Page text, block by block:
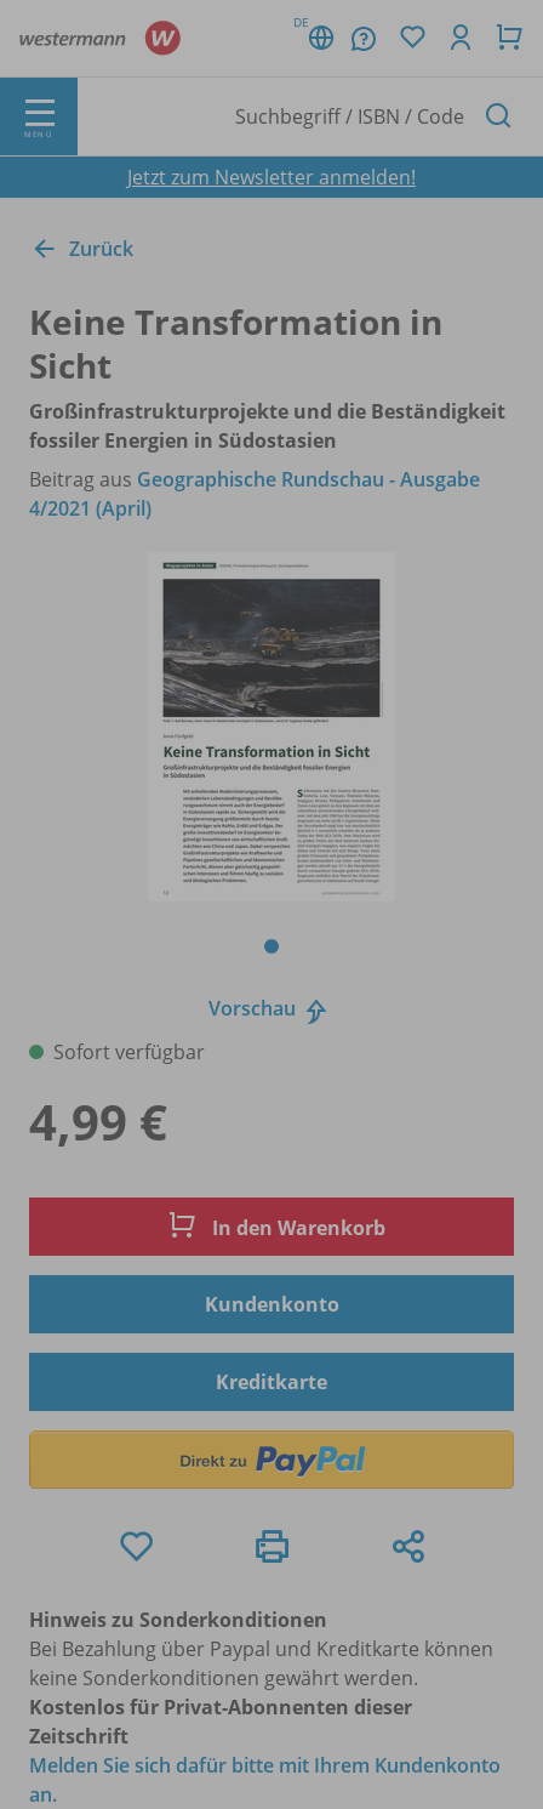
DE
MENÜ
Jetzt zum Newsletter anmelden!
Zurück
Keine Transformation in
Sicht
Großinfrastrukturprojekte und die Beständigkeit
fossiler Energien in Südostasien
Beitrag aus Geographische Rundschau - Ausgabe
4/2021 (April)
Vorschau
Sofort verfügbar
4,99 €
In den Warenkorb
Kundenkonto
Kreditkarte
Hinweis zu Sonderkonditionen
Bei Bezahlung über Paypal und Kreditkarte können
keine Sonderkonditionen gewährt werden.
Kostenlos für Privat-Abonnenten dieser
Zeitschrift
Melden Sie sich dafür bitte mit Ihrem Kundenkonto
an.